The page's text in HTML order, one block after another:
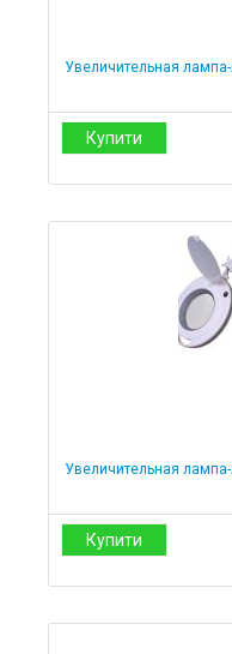
Увеличительная
Купити
Увеличительная
Купити